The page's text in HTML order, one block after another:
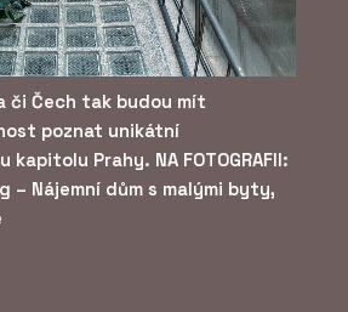
či Čech tak budou mít
poznat unikátní
Prahy. NA FOTOGRAFII:
– Nájemní dům s malými byty,